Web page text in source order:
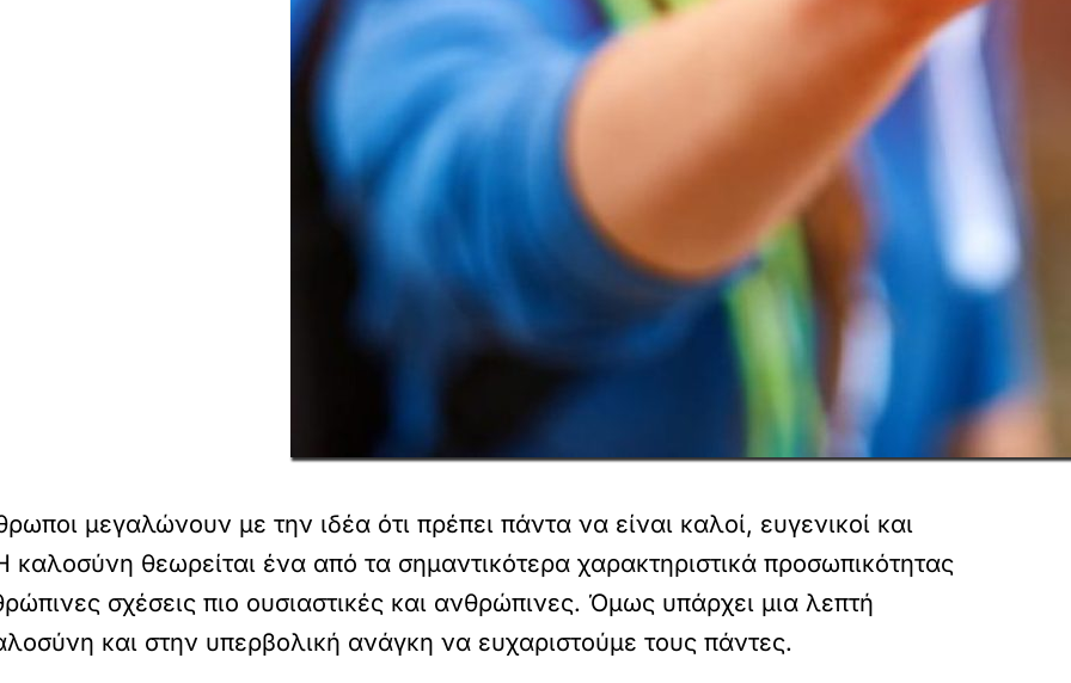
μεγαλώνουν με την ιδέα ότι πρέπει πάντα να είναι καλοί, ευγενικοί και
καλοσύνη θεωρείται ένα από τα σημαντικότερα χαρακτηριστικά προσωπικότητας
σχέσεις πιο ουσιαστικές και ανθρώπινες. Όμως υπάρχει μια λεπτή
και στην υπερβολική ανάγκη να ευχαριστούμε τους πάντες.